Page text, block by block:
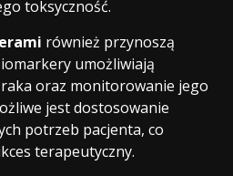
toksyczność.
również przynoszą
umożliwiają
oraz monitorowanie jego
jest dostosowanie
potrzeb pacjenta, co
terapeutyczny.